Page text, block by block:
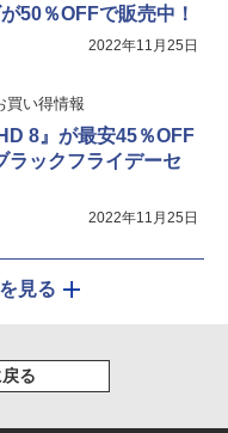
50％OFFで販売中！
2022年11月25日
買い得情報
8』が最安45％OFF
ラックフライデーセ
2022年11月25日
見る
る